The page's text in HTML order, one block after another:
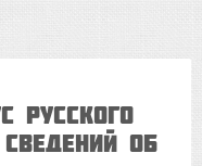
русского
об